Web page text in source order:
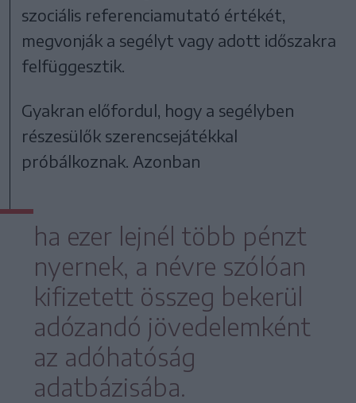
szociális referenciamutató értékét,
megvonják a segélyt vagy adott időszakra
felfüggesztik.
Gyakran előfordul, hogy a segélyben
részesülők szerencsejátékkal
próbálkoznak. Azonban
ha ezer lejnél több pénzt
nyernek, a névre szólóan
kifizetett összeg bekerül
adózandó jövedelemként
az adóhatóság
adatbázisába.